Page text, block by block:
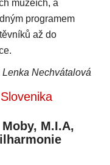
muzeích, a
programem
až do
Nechvátalová
M.I.A,